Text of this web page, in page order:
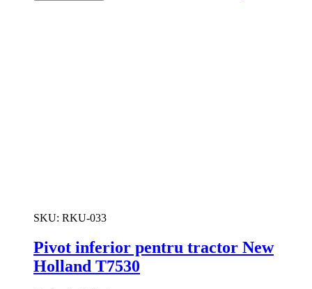
SKU: RKU-033
Pivot inferior pentru tractor New
Holland T7530